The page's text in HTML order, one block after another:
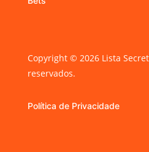
Copyright © 2026 Lista
reservados.
Política de Privacidade